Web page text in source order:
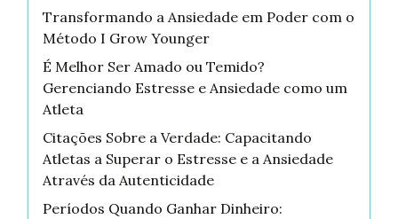
Transformando a Ansiedade em Poder com o
Método I Grow Younger
É Melhor Ser Amado ou Temido?
Gerenciando Estresse e Ansiedade como um
Atleta
Citações Sobre a Verdade: Capacitando
Atletas a Superar o Estresse e a Ansiedade
Através da Autenticidade
Períodos Quando Ganhar Dinheiro: